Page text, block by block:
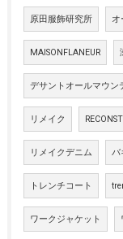
原田服飾研究所 オ
MAISONFLANEUR
デサントオールマウン
リメイク
リメイクデニム バ
トレンチコート
ワークジャケット